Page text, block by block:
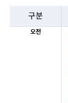
셔
버
검
역
구분
오전